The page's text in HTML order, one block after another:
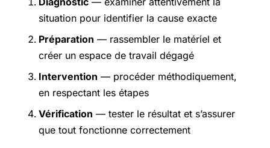
situation pour identifier la cause exacte
Préparation — rassembler le matériel et
créer un espace de travail dégagé
Intervention — procéder méthodiquement,
en respectant les étapes
Vérification — tester le résultat et s’assurer
que tout fonctionne correctement